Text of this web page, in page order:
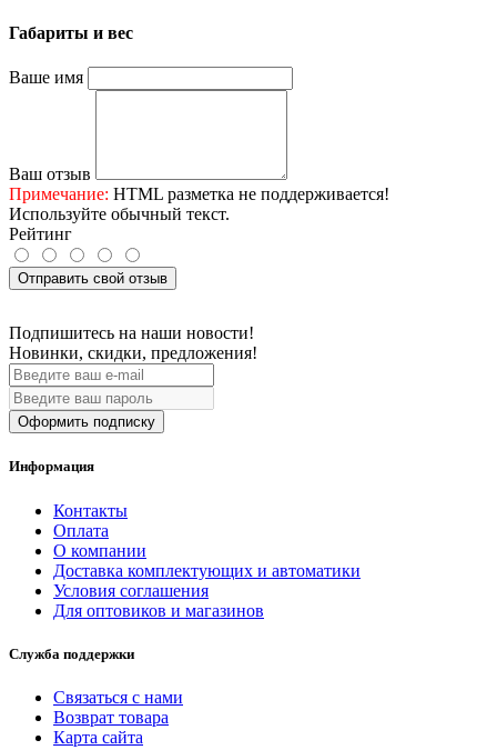
Габариты и вес
Ваше имя
Ваш отзыв
Примечание: HTML разметка не поддерживается!
Используйте обычный текст.
Рейтинг
Отправить свой отзыв
Подпишитесь на наши новости!
Новинки, скидки, предложения!
Оформить подписку
Информация
Контакты
Оплата
О компании
Доставка комплектующих и автоматики
Условия соглашения
Для оптовиков и магазинов
Служба поддержки
Связаться с нами
Возврат товара
Карта сайта